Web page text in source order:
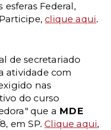
Federal,
clique aqui.
de secretariado
atividade com
nas
do curso
que a MDE
em SP.Clique aqui,